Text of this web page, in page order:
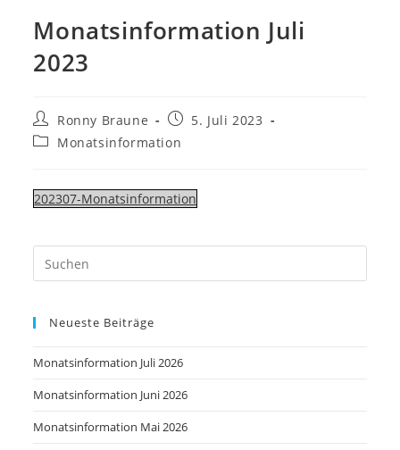
Monatsinformation Juli
2023
Ronny Braune
5. Juli 2023
Monatsinformation
202307-Monatsinformation
Neueste Beiträge
Monatsinformation Juli 2026
Monatsinformation Juni 2026
Monatsinformation Mai 2026